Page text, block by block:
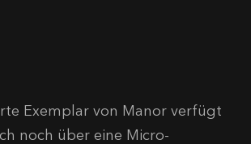
Exemplar von Manor verfügt
noch über eine Micro-